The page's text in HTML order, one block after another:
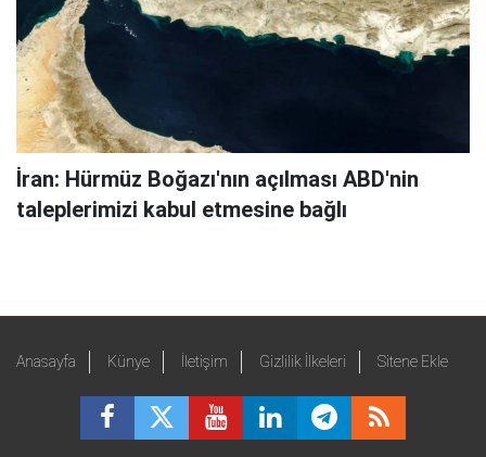
İran: Hürmüz Boğazı'nın açılması ABD'nin
taleplerimizi kabul etmesine bağlı
Anasayfa Künye İletişim Gizlilik İlkeleri Sitene Ekle